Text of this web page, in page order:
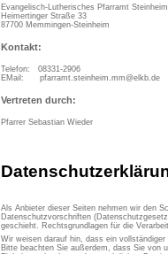
Evangelisch-Lutherisches Pfarramt Steinheim
Heimertinger Straße 33
87700 Memmingen-Steinheim
Kontakt:
Telefon: 08331-2906
EMail: pfarramt.steinheim.mm@elkb.de
Vertreten durch:
Pfarrer Sebastian Wieder
Als Anbieter dieser Seiten nehmen wir den
Datenschutzvorschriften
geschieht. Rechtsgrundlagen für die
Wir weisen darauf hin, dass ein
Bitte beachten Sie außerdem, dass Sie von